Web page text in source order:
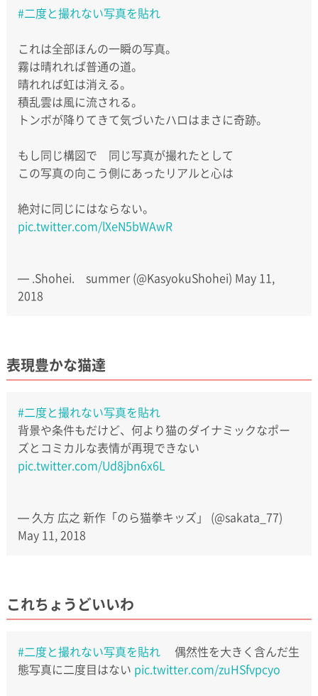
#二度と撮れない写真を貼れ
これは全部ほんの一瞬の写真。
霧は晴れれば普通の道。
晴れれば虹は消える。
積乱雲は風に流される。
トンボが降りてきて気づいたハロはまさに奇跡。
もし同じ構図で 同じ写真が撮れたとして
この写真の向こう側にあったリアルと心は
絶対に同じにはならない。
pic.twitter.com/lXeN5bWAwR
— .Shohei. summer (@KasyokuShohei) May 11,
2018
表現豊かな猫達
#二度と撮れない写真を貼れ
背景や条件もだけど、何より猫のダイナミックなポー
ズとコミカルな表情が再現できない
pic.twitter.com/Ud8jbn6x6L
— 久方 広之 新作「のら猫拳キッズ」 (@sakata_77)
May 11, 2018
これちょうどいいわ
#二度と撮れない写真を貼れ偶然性を大きく含んだ生
態写真に二度目はない pic.twitter.com/zuHSfvpcyo